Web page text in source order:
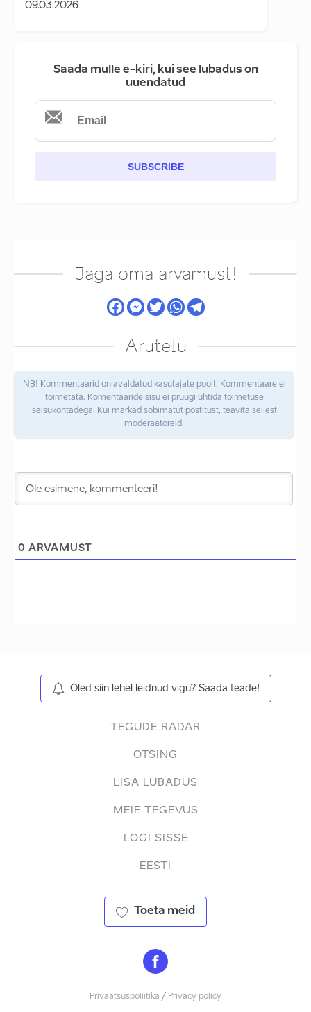
09.03.2026
Saada mulle e-kiri, kui see lubadus on
uuendatud
SUBSCRIBE
Jaga oma arvamust!
Arutelu
NB! Kommentaarid on avaldatud kasutajate poolt. Kommentaare ei
toimetata. Komentaaride sisu ei pruugi ühtida toimetuse
seisukohtadega. Kui märkad sobimatut postitust, teavita sellest
moderaatoreid.
0 ARVAMUST
Oled siin lehel leidnud vigu? Saada teade!
TEGUDE RADAR
OTSING
LISA LUBADUS
MEIE TEGEVUS
LOGI SISSE
EESTI
Toeta meid
Privaatsuspoliitika / Privacy policy